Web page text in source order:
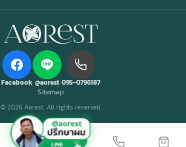
Facebook @aorest 095-0796187
Sitemap
© 2026 Aorest. All rights reserved.